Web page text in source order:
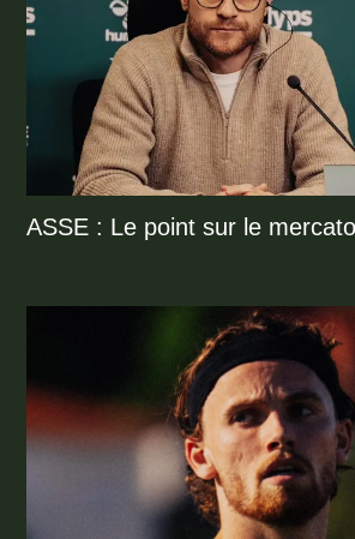
ASSE : Le point sur le